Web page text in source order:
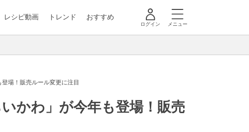
レシピ動画 トレンド おすすめ
ログイン メニュー
場！販売ルール変更に注目
かわ」が今年も登場！販売